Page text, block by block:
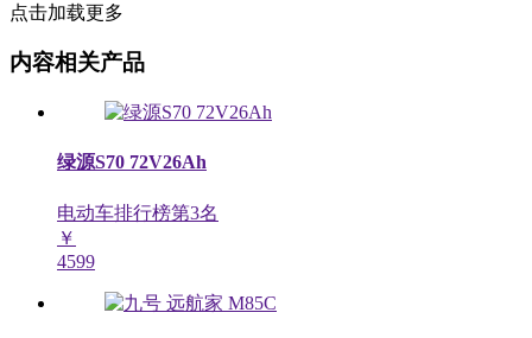
点击加载更多
内容相关产品
绿源S70 72V26Ah
电动车排行榜第3名
￥
4599